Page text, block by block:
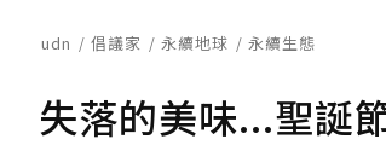
udn 倡議家 永續地球 永續生態
失落的美味...聖誕